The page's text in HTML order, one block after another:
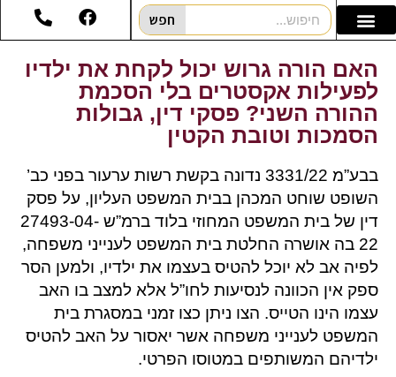
חפש
האם הורה גרוש יכול לקחת את ילדיו
לפעילות אקסטרים בלי הסכמת
ההורה השני? פסקי דין, גבולות
הסמכות וטובת הקטין
בבע”מ 3331/22 נדונה בקשת רשות ערעור בפני כב’
השופט שוחט המכהן בבית המשפט העליון, על פסק
דין של בית המשפט המחוזי בלוד ברמ”ש 27493-04-
22 בה אושרה החלטת בית המשפט לענייני משפחה,
לפיה אב לא יוכל להטיס בעצמו את ילדיו, ולמען הסר
ספק אין הכוונה לנסיעות לחו”ל אלא למצב בו האב
עצמו הינו הטייס. הצו ניתן כצו זמני במסגרת בית
המשפט לענייני משפחה אשר יאסור על האב להטיס
ילדיהם המשותפים במטוסו הפרטי.